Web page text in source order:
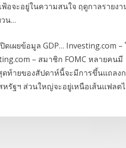
อจะอยู่ในความสนใจ ฤดูกาลรายงา
น…
เผยข้อมูล GDP… Investing.com
– สมาชิก FOMC หลายคนมี
ท้ายของสัปดาห์นี้จะมีการขึ้นแถลง
รัฐฯ ส่วนใหญ่จะอยู่เหนือเส้นแฟลต